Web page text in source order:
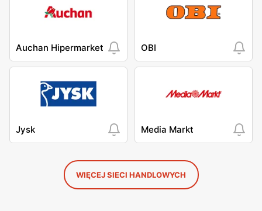
Auchan Hipermarket OBI
Jysk Media Markt
WIĘCEJ SIECI HANDLOWYCH